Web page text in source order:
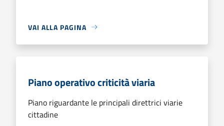
VAI ALLA PAGINA
Piano operativo criticità viaria
Piano riguardante le principali direttrici viarie
cittadine